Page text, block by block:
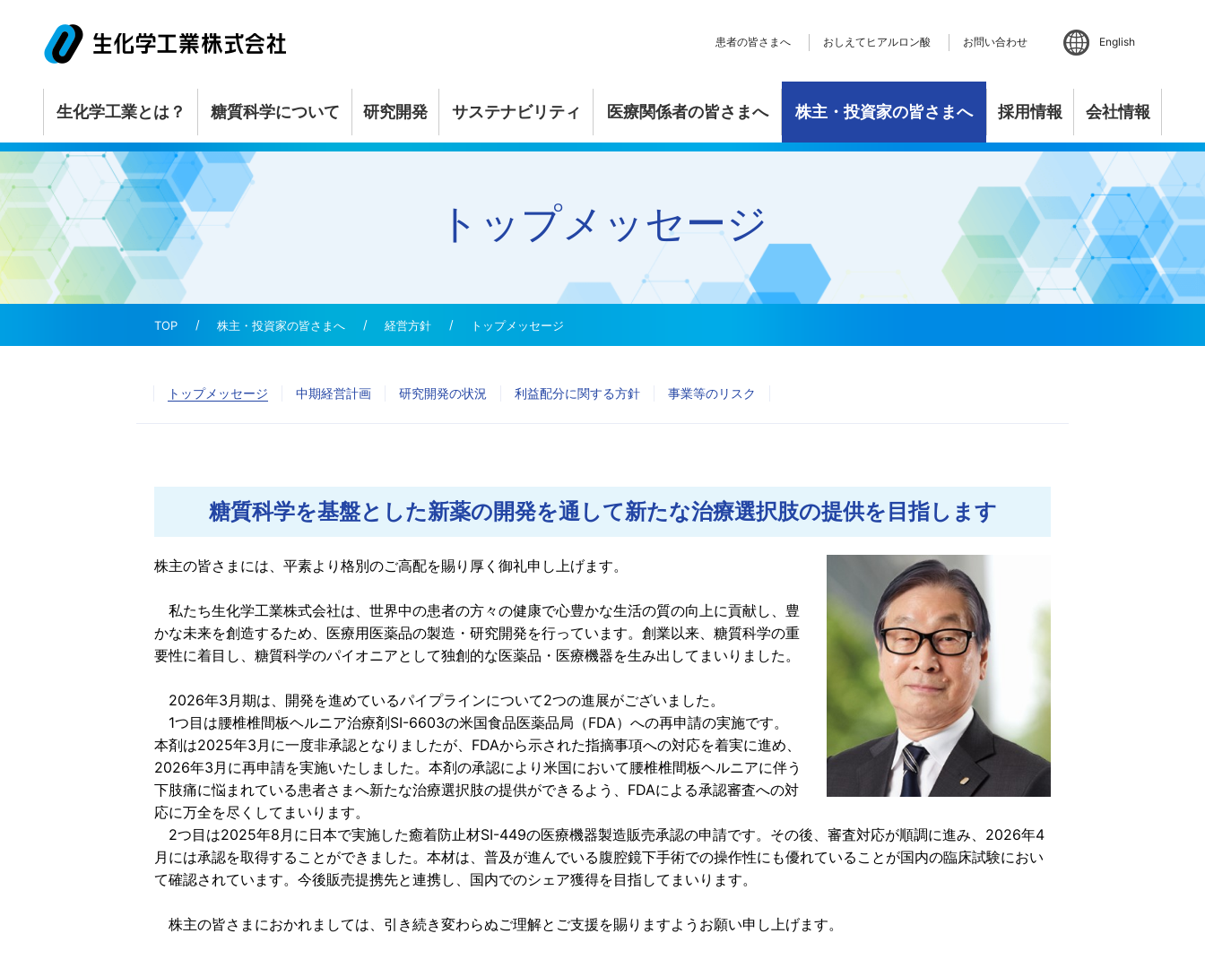
株主・投資家の皆さまへ 経営方針 トップメッセージ
トップメッセージ 中期経営計画 研究開発の状況 利益配分に関する方針 事業等のリスク
トップメッセージ
糖質科学を基盤とした新薬の開発を通して新たな治療選択肢の提供を目指します
株主の皆さまには、平素より格別のご高配を賜り厚く御礼申し上げます。
私たち生化学工業株式会社は、世界中の患者の方々の健康で心豊かな生活の質の向上に貢献し、豊
かな未来を創造するため、医療用医薬品の製造・研究開発を行っています。創業以来、糖質科学の重
要性に着目し、糖質科学のパイオニアとして独創的な医薬品・医療機器を生み出してまいりました。
2026年3月期は、開発を進めているパイプラインについて2つの進展がございました。
1つ目は腰椎椎間板ヘルニア治療剤SI-6603の米国食品医薬品局（FDA）への再申請の実施です。
本剤は2025年3月に一度非承認となりましたが、FDAから示された指摘事項への対応を着実に進め、
2026年3月に再申請を実施いたしました。本剤の承認により米国において腰椎椎間板ヘルニアに伴う
下肢痛に悩まれている患者さまへ新たな治療選択肢の提供ができるよう、FDAによる承認審査への対
応に万全を尽くしてまいります。
2つ目は2025年8月に日本で実施した癒着防止材SI-449の医療機器製造販売承認の申請です。その後、審査対応が順調に進み、2026年4
月には承認を取得することができました。本材は、普及が進んでいる腹腔鏡下手術での操作性にも優れていることが国内の臨床試験におい
て確認されています。今後販売提携先と連携し、国内でのシェア獲得を目指してまいります。
株主の皆さまにおかれましては、引き続き変わらぬご理解とご支援を賜りますようお願い申し上げます。
English
患者の皆さまへ おしえてヒアルロン酸 お問い合わせ
生化学工業とは？ 糖質科学について
糖質科学について
10のテーマで知る糖質科学
研究開発
研究開発 研究開発基本方針
創薬の流れ
サステナビリティ
サステナビリティ
環境方針
環境負荷低減への取り組み
ダイバーシティ・ワークライフバランス
コーポレート・ガバナンス
コンプライアンス
医療関係者の皆さまへ 株主・投資家の皆さまへ
株主・投資家の皆さまへ
業績・財務
IRライブラリ
個人投資家の皆さまへ
メール配信
電子公告
採用情報 会社情報
会社情報 ごあいさつ
会社概要
役員一覧
リスクマネジメント
社会貢献活動
事業活動